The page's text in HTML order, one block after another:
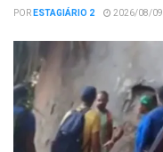
PORESTAGIÁRIO 2 2026/08/09